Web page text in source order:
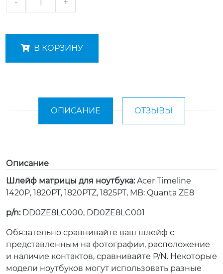
- +
В КОРЗИНУ
ОПИСАНИЕ ОТЗЫВЫ
Описание
Шлейф матрицы для ноутбука:Acer Timeline
1420P, 1820PT, 1820PTZ, 1825PT, MB: Quanta ZE8
p/n: DD0ZE8LC000, DD0ZE8LC001
Обязательно сравнивайте ваш шлейф с
представленным на фотографии, расположение
и наличие контактов, сравнивайте P/N. Некоторые
модели ноутбуков могут использовать разные